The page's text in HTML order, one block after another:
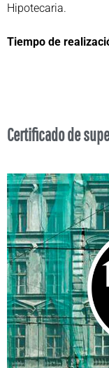
Hipotecaria.
Tiempo de
Certificado de